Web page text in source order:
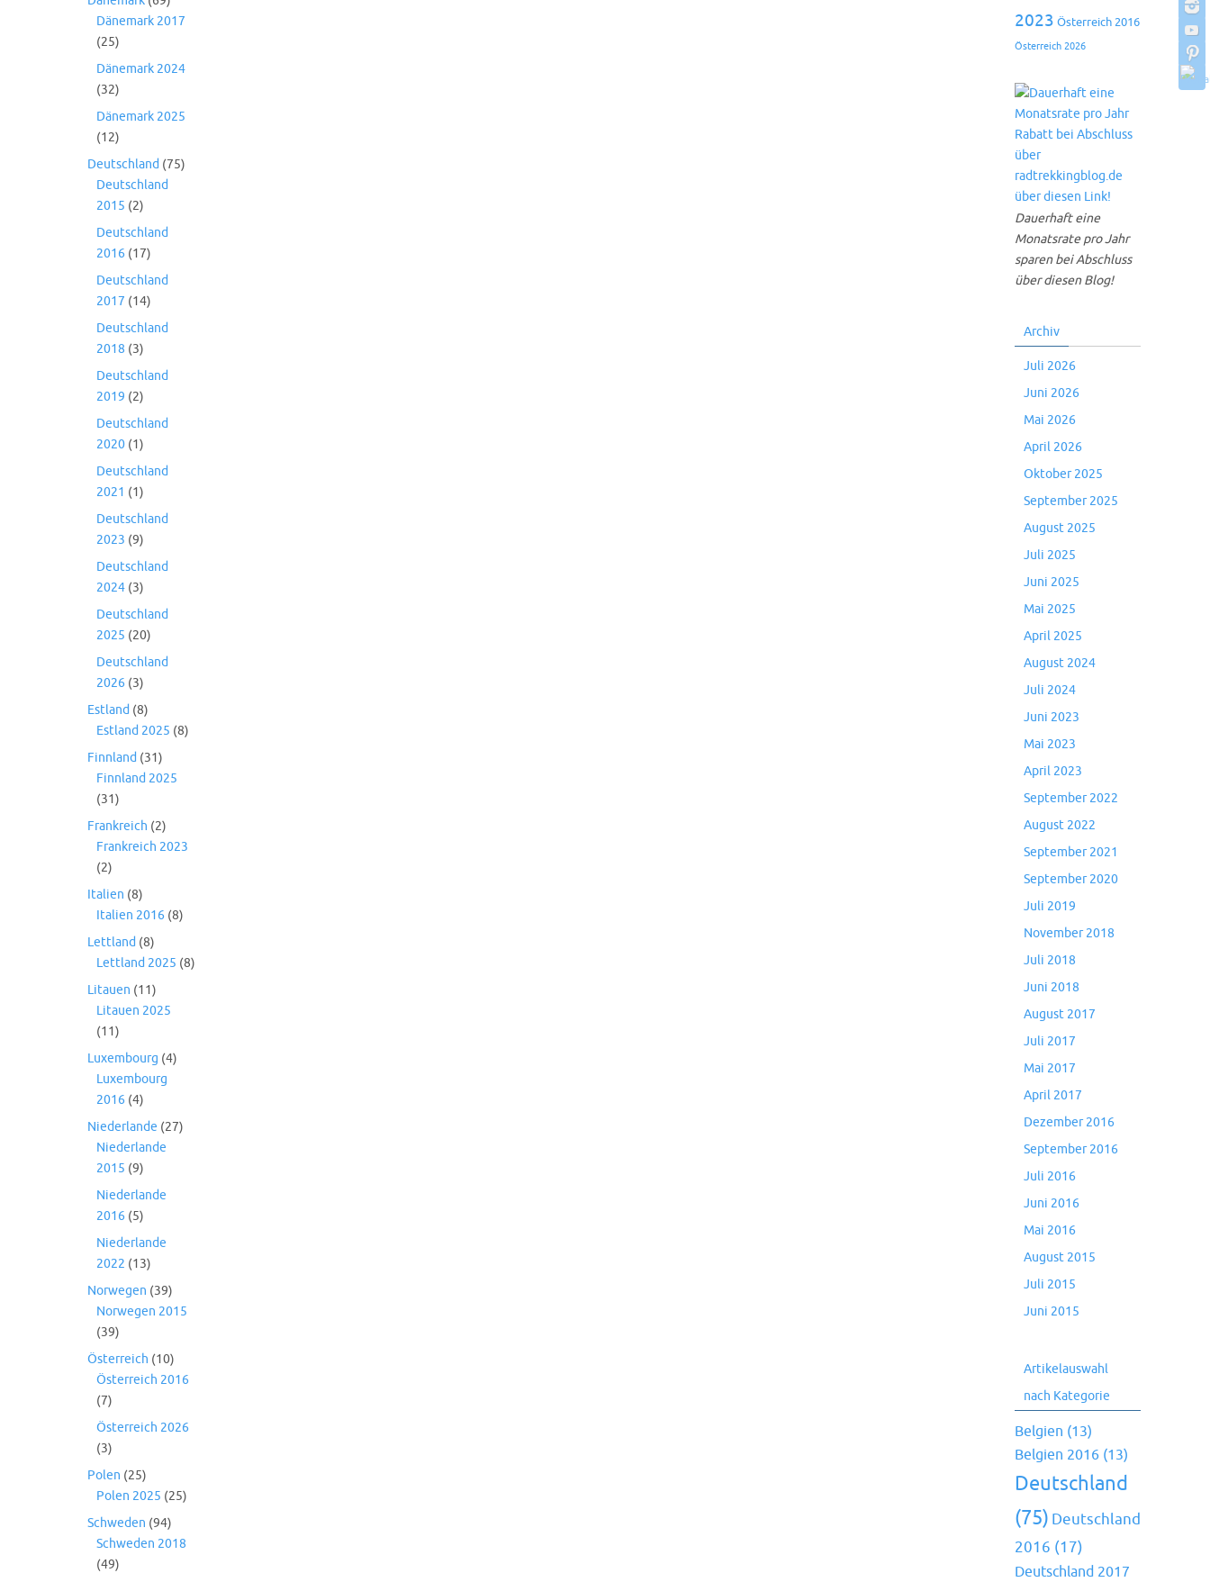
Dänemark 2017
(25)
Dänemark 2024
(32)
Dänemark 2025
(12)
Deutschland (75)
Deutschland
2015 (2)
Deutschland
2016 (17)
Deutschland
2017 (14)
Deutschland
2018 (3)
Deutschland
2019 (2)
Deutschland
2020 (1)
Deutschland
2021 (1)
Deutschland
2023 (9)
Deutschland
2024 (3)
Deutschland
2025 (20)
Deutschland
2026 (3)
Estland (8)
Estland 2025 (8)
Finnland (31)
Finnland 2025
(31)
Frankreich (2)
Frankreich 2023
(2)
Italien (8)
Italien 2016 (8)
Lettland (8)
Lettland 2025 (8)
Litauen (11)
Litauen 2025
(11)
Luxembourg (4)
Luxembourg
2016 (4)
Niederlande (27)
Niederlande
2015 (9)
Niederlande
2016 (5)
Niederlande
2022 (13)
Norwegen (39)
Norwegen 2015
(39)
Österreich (10)
Österreich 2016
(7)
Österreich 2026
(3)
Polen (25)
Polen 2025 (25)
Schweden (94)
Schweden 2018
(49)
2023 Österreich 2016
Österreich 2026
Dauerhaft eine
Monatsrate pro Jahr
sparen bei Abschluss
über diesen Blog!
Archiv
Juli 2026
Juni 2026
Mai 2026
April 2026
Oktober 2025
September 2025
August 2025
Juli 2025
Juni 2025
Mai 2025
April 2025
August 2024
Juli 2024
Juni 2023
Mai 2023
April 2023
September 2022
August 2022
September 2021
September 2020
Juli 2019
November 2018
Juli 2018
Juni 2018
August 2017
Juli 2017
Mai 2017
April 2017
Dezember 2016
September 2016
Juli 2016
Juni 2016
Mai 2016
August 2015
Juli 2015
Juni 2015
Artikelauswahl
nach Kategorie
Belgien (13)
Belgien 2016 (13)
Deutschland
(75) Deutschland
2016 (17)
Deutschland 2017